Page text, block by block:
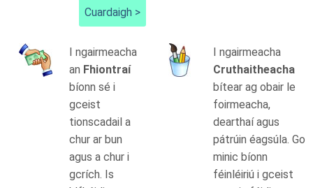
Cuardaigh >
I ngairmeacha
an Fhiontraí
bíonn sé i
gceist
tionscadail a
chur ar bun
agus a chur i
gcrích. Is
I ngairmeacha
Cruthaitheacha
bítear ag obair le
foirmeacha,
dearthaí agus
pátrúin éagsúla. Go
minic bíonn
féinléiriú i gceist